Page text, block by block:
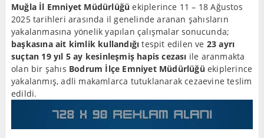
Muğla İl Emniyet Müdürlüğü ekiplerince 11 – 18 Ağustos
2025 tarihleri arasında il genelinde aranan şahısların
yakalanmasına yönelik yapılan çalışmalar sonucunda;
başkasına ait kimlik kullandığı tespit edilen ve 23 ayrı
suçtan 19 yıl 5 ay kesinleşmiş hapis cezası ile aranmakta
olan bir şahıs Bodrum İlçe Emniyet Müdürlüğü ekiplerince
yakalanmış, adli makamlarca tutuklanarak cezaevine teslim
edildi.